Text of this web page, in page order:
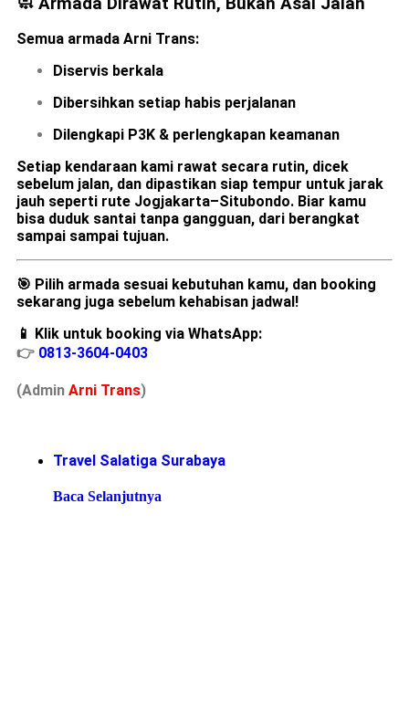
Semua armada Arni Trans:
Diservis berkala
Dibersihkan setiap habis perjalanan
Dilengkapi P3K & perlengkapan keamanan
Setiap kendaraan kami rawat secara rutin, dicek
sebelum jalan, dan dipastikan siap tempur untuk jarak
jauh seperti rute Jogjakarta–Situbondo. Biar kamu
bisa duduk santai tanpa gangguan, dari berangkat
sampai sampai tujuan.
🎯 Pilih armada sesuai kebutuhan kamu, dan booking
sekarang juga sebelum kehabisan jadwal!
📱 Klik untuk booking via WhatsApp:
👉 0813-3604-0403
(Admin Arni Trans)
Travel Salatiga Surabaya
Baca Selanjutnya